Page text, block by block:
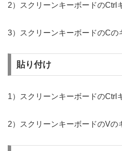
2）スクリーンキーボードのCtrl
3）スクリーンキーボードのCの
貼り付け
1）スクリーンキーボードのCtrl
2）スクリーンキーボードのVの